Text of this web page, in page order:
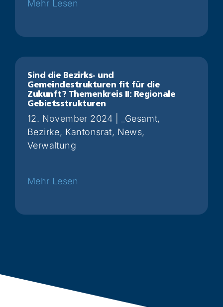
Sind die Bezirks- und
Gemeindestrukturen fit für die
Zukunft? Themenkreis II: Regionale
Gebietsstrukturen
12. November 2024 _Gesamt,
Bezirke, Kantonsrat, News,
Verwaltung